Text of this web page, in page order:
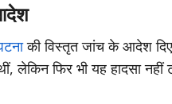
की विस्तृत जांच के आदेश दिए
लेकिन फिर भी यह हादसा